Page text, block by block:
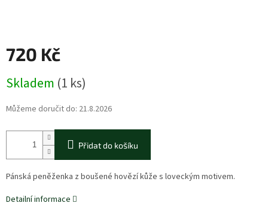
720 Kč
cena:
Skladem (1 ks)
Můžeme doručit do: 21.8.2026
Přidat do košíku
Pánská peněženka z boušené hovězí kůže s loveckým motivem.
Detailní informace